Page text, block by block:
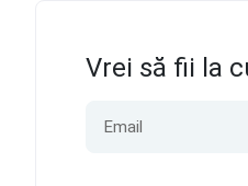
Vrei să fii la